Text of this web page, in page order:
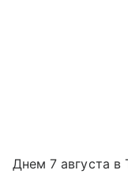
Днем 7 августа в